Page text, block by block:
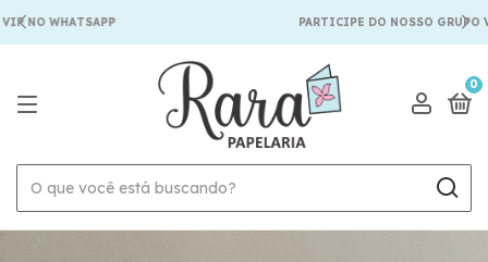
NO WHATSAPP PARTICIPE DO NOSSO GRUPO
0